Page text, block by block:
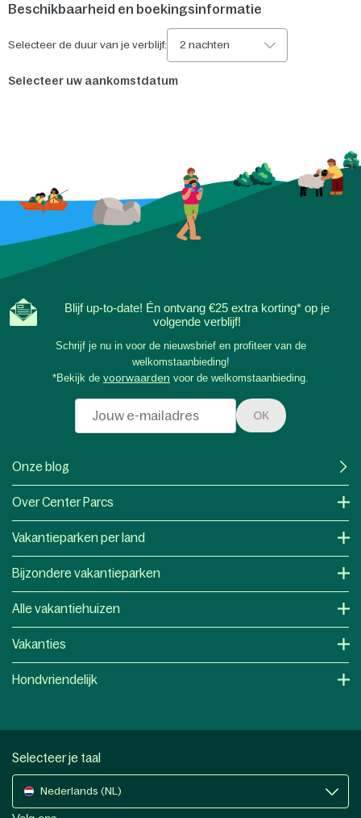
Beschikbaarheid en boekingsinformatie
Selecteer de duur van je verblijf: 2 nachten
Selecteer uw aankomstdatum
Blijf up-to-date! Én ontvang €25 extra korting* op je
volgende verblijf!
Schrijf je nu in voor de nieuwsbrief en profiteer van de
welkomstaanbieding!
*Bekijk de voorwaarden voor de welkomstaanbieding.
OK
Onze blog
Over Center Parcs
Vakantieparken per land
Bijzondere vakantieparken
Alle vakantiehuizen
Vakanties
Hondvriendelijk
Selecteer je taal
Nederlands (NL)